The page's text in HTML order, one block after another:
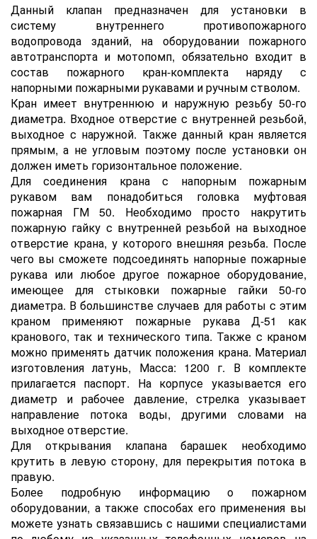
Данный клапан предназначен для установки в
систему внутреннего противопожарного
водопровода зданий, на оборудовании пожарного
автотранспорта и мотопомп, обязательно входит в
состав пожарного кран-комплекта наряду с
напорными пожарными рукавами и ручным стволом.
Кран имеет внутреннюю и наружную резьбу 50-го
диаметра. Входное отверстие с внутренней резьбой,
выходное с наружной. Также данный кран является
прямым, а не угловым поэтому после установки он
должен иметь горизонтальное положение.
Для соединения крана с напорным пожарным
рукавом вам понадобиться головка муфтовая
пожарная ГМ 50. Необходимо просто накрутить
пожарную гайку с внутренней резьбой на выходное
отверстие крана, у которого внешняя резьба. После
чего вы сможете подсоединять напорные пожарные
рукава или любое другое пожарное оборудование,
имеющее для стыковки пожарные гайки 50-го
диаметра. В большинстве случаев для работы с этим
краном применяют пожарные рукава Д-51 как
кранового, так и технического типа. Также с краном
можно применять датчик положения крана. Материал
изготовления латунь, Масса: 1200 г. В комплекте
прилагается паспорт. На корпусе указывается его
диаметр и рабочее давление, стрелка указывает
направление потока воды, другими словами на
выходное отверстие.
Для открывания клапана барашек необходимо
крутить в левую сторону, для перекрытия потока в
правую.
Более подробную информацию о пожарном
оборудовании, а также способах его применения вы
можете узнать связавшись с нашими специалистами